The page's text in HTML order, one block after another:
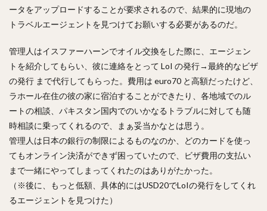
ータをアップロードすることが要求されるので、結果的に現地の
トラベルエージェントを見つけてお願いする必要があるのだ。
管理人はイスファーハーンでオイル交換をした際に、エージェン
トを紹介してもらい、彼に連絡をとって LoI の発行→最終的なビザ
の発行 まで代行してもらった。費用は euro70 と高額だったけど、
ラホール在住の彼の家に宿泊することができたり、各地域でのル
ートの相談、パキスタン国内でのいかなるトラブルに対しても随
時相談に乗ってくれるので、まぁ妥当かなとは思う。
管理人は日本の銀行の制限によるものなのか、どのカードを使っ
てもオンライン決済ができず困っていたので、ビザ費用の支払い
まで一緒にやってしまってくれたのはありがたかった。
（※後に、もっと低額、具体的にはUSD20でLoIの発行をしてくれ
るエージェントを見つけた）